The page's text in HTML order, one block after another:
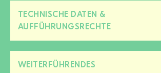
TECHNISCHE DATEN &
AUFFÜHRUNGSRECHTE
WEITERFÜHRENDES